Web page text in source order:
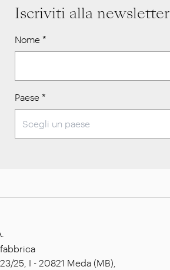
Iscriviti alla newsletter
Nome *
Paese *
25, I - 20821 Meda (MB),